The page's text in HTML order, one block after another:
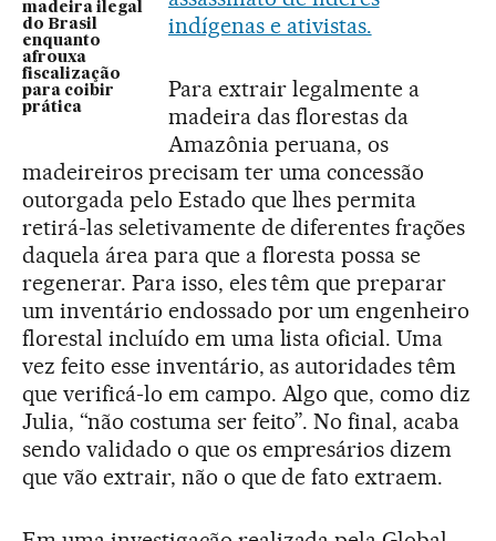
madeira ilegal
do Brasil
enquanto
afrouxa
fiscalização
para coibir
prática
indígenas e ativistas.
Para extrair legalmente a
madeira das florestas da
Amazônia peruana, os
madeireiros precisam ter uma concessão
outorgada pelo Estado que lhes permita
retirá-las seletivamente de diferentes frações
daquela área para que a floresta possa se
regenerar. Para isso, eles têm que preparar
um inventário endossado por um engenheiro
florestal incluído em uma lista oficial. Uma
vez feito esse inventário, as autoridades têm
que verificá-lo em campo. Algo que, como diz
Julia, “não costuma ser feito”. No final, acaba
sendo validado o que os empresários dizem
que vão extrair, não o que de fato extraem.